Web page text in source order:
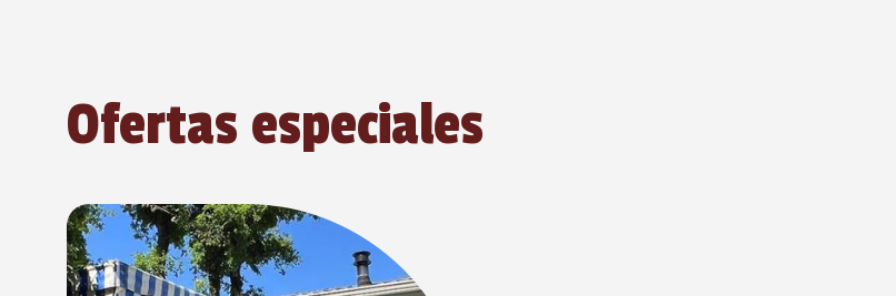
Ofertas especiales